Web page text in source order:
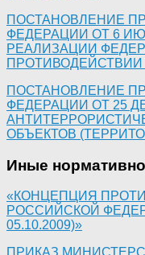
ПОСТАНОВЛЕНИЕ
ФЕДЕРАЦИИ ОТ 6
РЕАЛИЗАЦИИ
ПРОТИВОДЕЙСТВИИ
ПОСТАНОВЛЕНИЕ
ФЕДЕРАЦИИ ОТ 25
ОБЪЕКТОВ
Иные
«КОНЦЕПЦИЯ
РОССИЙСКОЙ
05.10.2009)»